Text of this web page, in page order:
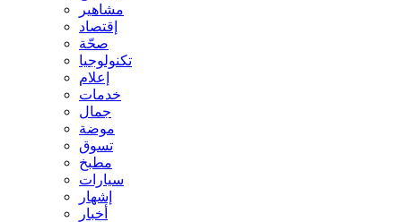
مشاهير
إقتصاد
صحّة
تكنولوجيا
إعلام
خدمات
جمال
موضة
تسوق
مطبخ
سيارات
إشهار
أخبار